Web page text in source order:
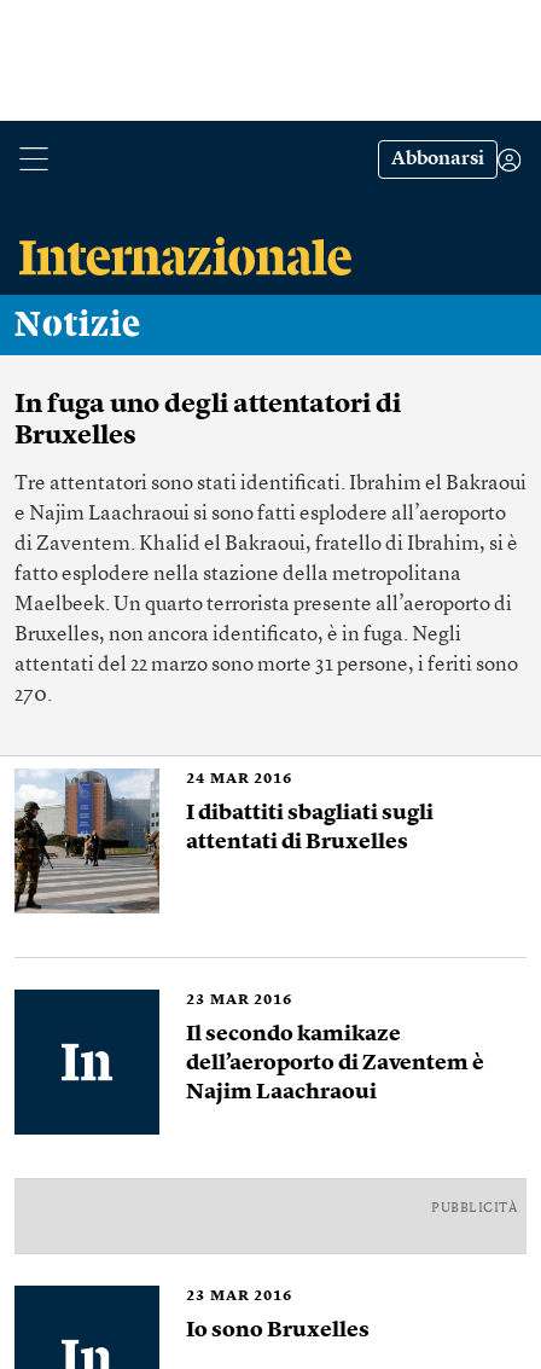
Abbonarsi
Notizie
In fuga uno degli attentatori di
Bruxelles
Tre attentatori sono stati identificati. Ibrahim el Bakraoui
e Najim Laachraoui si sono fatti esplodere all’aeroporto
di Zaventem. Khalid el Bakraoui, fratello di Ibrahim, si è
fatto esplodere nella stazione della metropolitana
Maelbeek. Un quarto terrorista presente all’aeroporto di
Bruxelles, non ancora identificato, è in fuga. Negli
attentati del 22 marzo sono morte 31 persone, i feriti sono
270.
24 MAR 2016
I dibattiti sbagliati sugli
attentati di Bruxelles
23 MAR 2016
Il secondo kamikaze
dell’aeroporto di Zaventem è
Najim Laachraoui
PUBBLICITÀ
23 MAR 2016
Io sono Bruxelles